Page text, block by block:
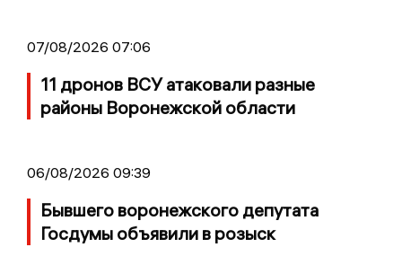
07/08/2026 07:06
11 дронов ВСУ атаковали разные
районы Воронежской области
06/08/2026 09:39
Бывшего воронежского депутата
Госдумы объявили в розыск